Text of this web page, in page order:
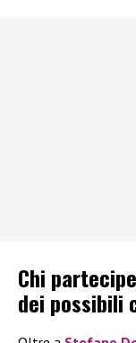
Chi
dei possibili